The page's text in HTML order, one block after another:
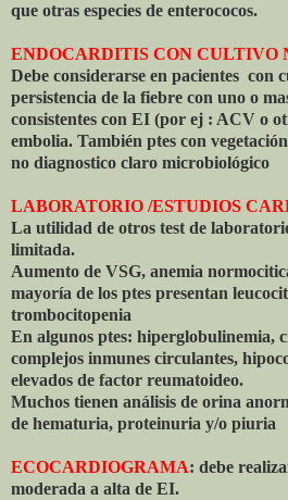
que otras especies de enterococos.
ENDOCARDITIS CON CULTIVO
Debe considerarse en pacientes con
persistencia de la fiebre con uno o
consistentes con EI (por ej : ACV o
embolia. También ptes con
no diagnostico claro microbiológico
LABORATORIO /ESTUDIOS
La utilidad de otros test de
limitada.
Aumento de VSG, anemia
mayoría de los ptes presentan
trombocitopenia
En algunos ptes: hiperglobulinemia,
complejos inmunes circulantes,
elevados de factor reumatoideo.
Muchos tienen análisis de orina
de hematuria, proteinuria y/o piuria
ECOCARDIOGRAMA: debe
moderada a alta de EI.